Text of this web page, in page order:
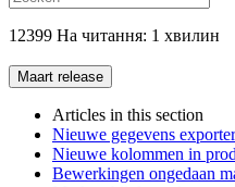
12399 На читання: 1 хвилин
Maart release
Articles in this section
Nieuwe gegevens
Nieuwe kolommen in
Bewerkingen ongedaan